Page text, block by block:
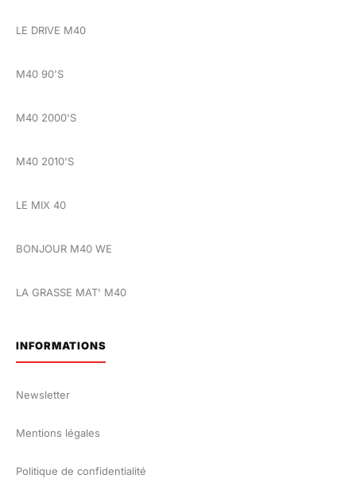
LE DRIVE M40
M40 90'S
M40 2000'S
M40 2010'S
LE MIX 40
BONJOUR M40 WE
LA GRASSE MAT' M40
INFORMATIONS
Newsletter
Mentions légales
Politique de confidentialité